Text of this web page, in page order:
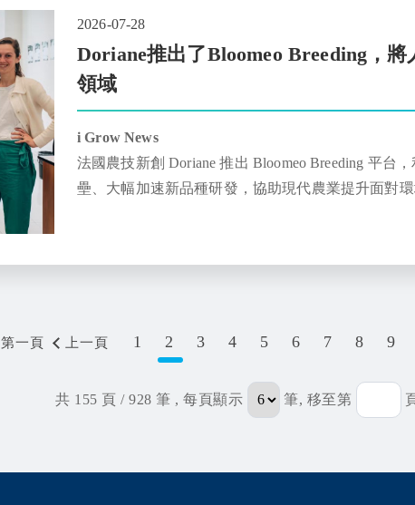
2026-07-28
Doriane推出了Bloomeo Breeding，
領域
i Grow News
法國農技新創 Doriane 推出 Bloomeo Breeding 平
壘、大幅加速新品種研發，協助現代農業提升面對
第一頁 上一頁 1 2 3 4 5 6 7 8 9
共 155 頁 / 928 筆 , 每頁顯示 筆, 移至第